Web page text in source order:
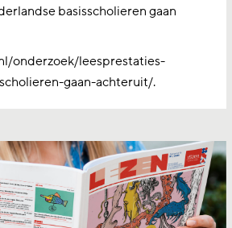
basisscholieren gaan
onderzoek/leesprestaties-
gaan-achteruit/.